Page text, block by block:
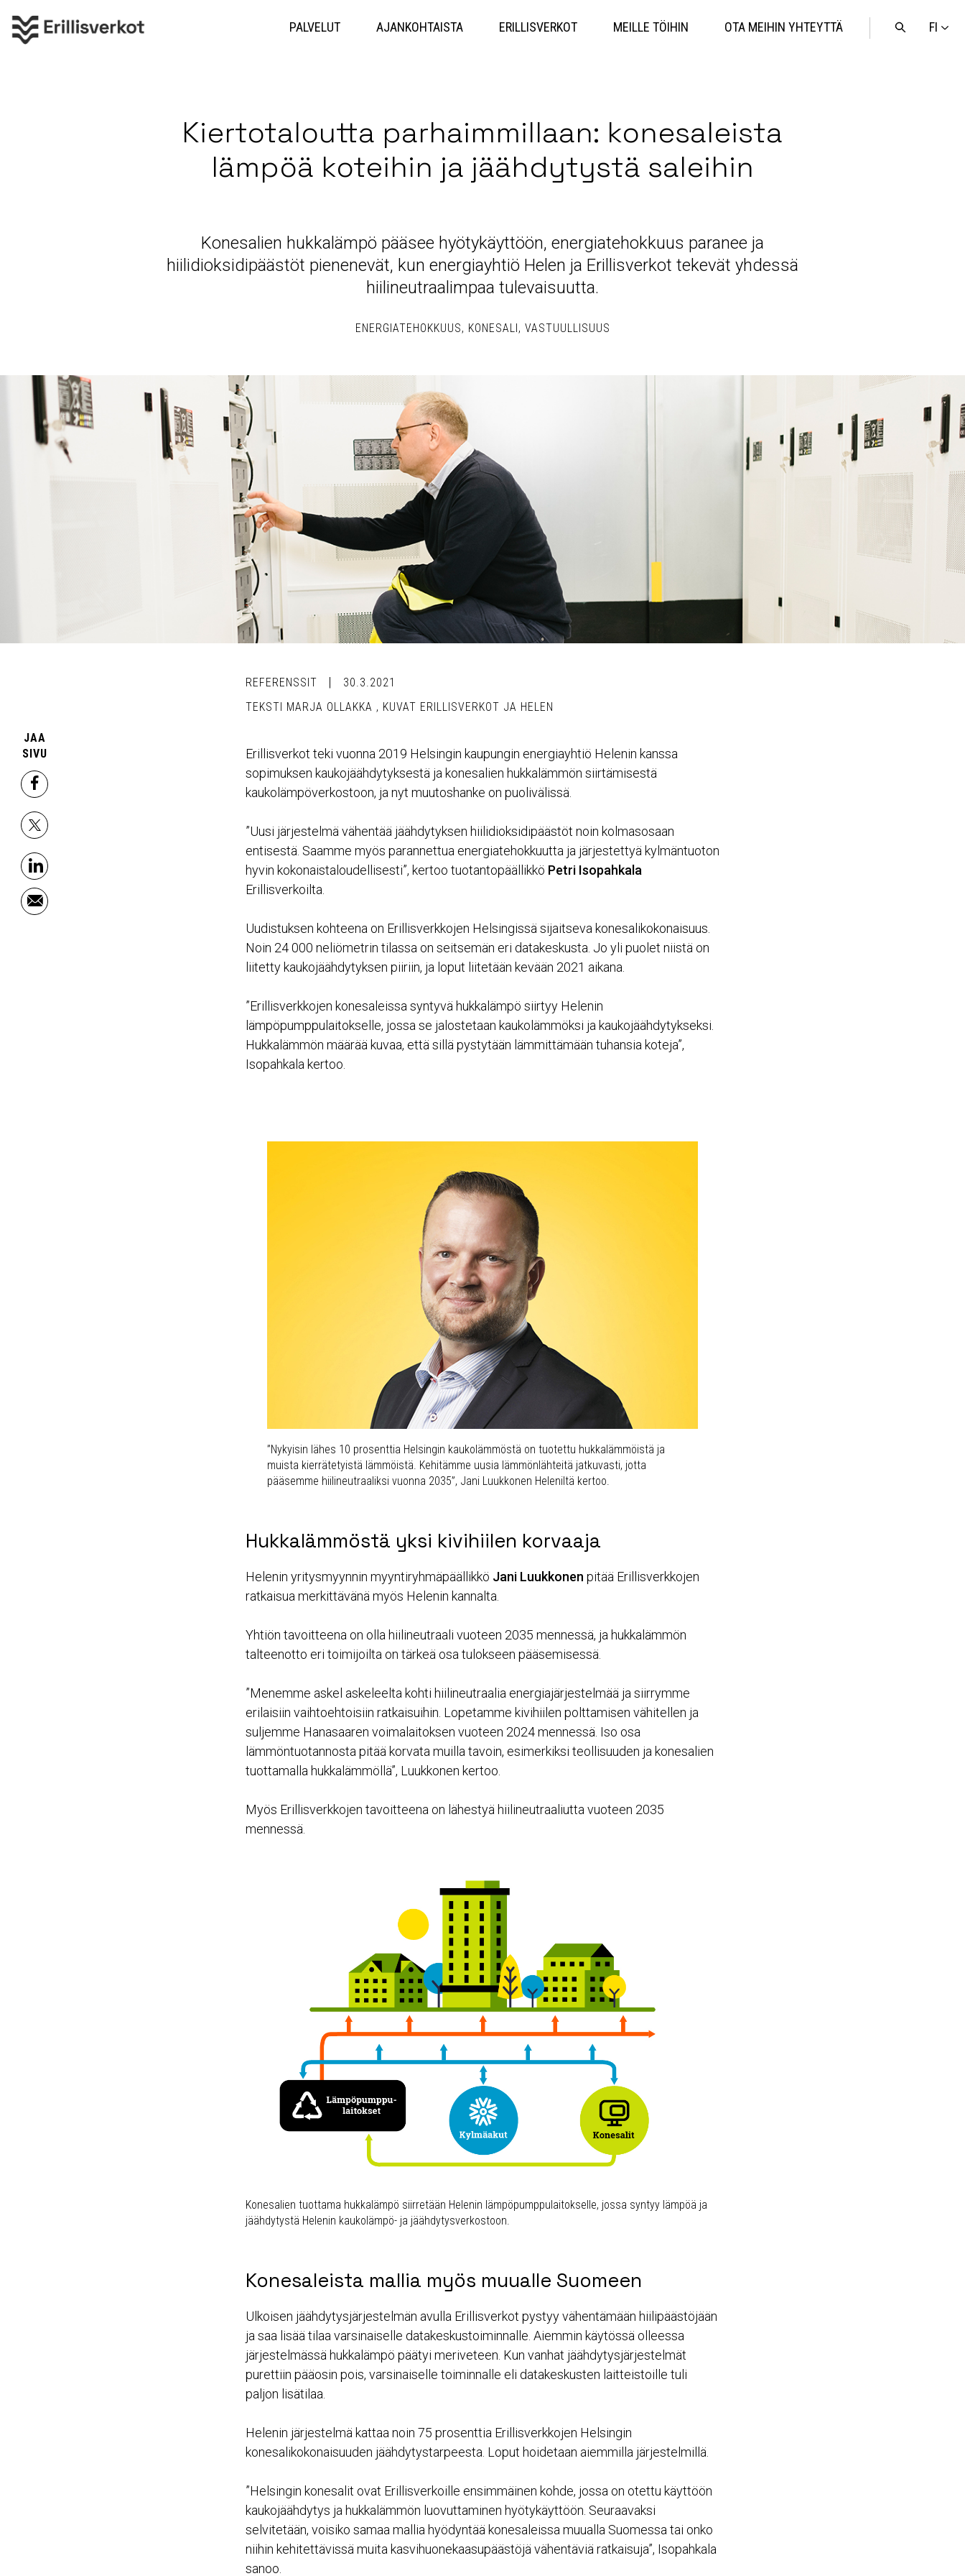
sisältöön
FI
Avaa
PALVELUT AJANKOHTAISTA ERILLISVERKOT MEILLE TÖIHIN OTA MEIHIN YHTEYTTÄ
Kiertotaloutta parhaimmillaan: konesaleista
lämpöä koteihin ja jäähdytystä saleihin
Konesalien hukkalämpö pääsee hyötykäyttöön, energiatehokkuus paranee ja
hiilidioksidipäästöt pienenevät, kun energiayhtiö Helen ja Erillisverkot tekevät yhdessä
hiilineutraalimpaa tulevaisuutta.
ENERGIATEHOKKUUS KONESALI VASTUULLISUUS
JAA
SIVU
facebook
x
linkedin
email
REFERENSSIT
30.3.2021
TEKSTI MARJA OLLAKKA , KUVAT ERILLISVERKOT JA HELEN
Erillisverkot teki vuonna 2019 Helsingin kaupungin energiayhtiö Helenin kanssa
sopimuksen kaukojäähdytyksestä ja konesalien hukkalämmön siirtämisestä
kaukolämpöverkostoon, ja nyt muutoshanke on puolivälissä.
”Uusi järjestelmä vähentää jäähdytyksen hiilidioksidipäästöt noin kolmasosaan
entisestä. Saamme myös parannettua energiatehokkuutta ja järjestettyä kylmäntuoton
hyvin kokonaistaloudellisesti”, kertoo tuotantopäällikkö Petri Isopahkala
Erillisverkoilta.
Uudistuksen kohteena on Erillisverkkojen Helsingissä sijaitseva konesalikokonaisuus.
Noin 24 000 neliömetrin tilassa on seitsemän eri datakeskusta. Jo yli puolet niistä on
liitetty kaukojäähdytyksen piiriin, ja loput liitetään kevään 2021 aikana.
”Erillisverkkojen konesaleissa syntyvä hukkalämpö siirtyy Helenin
lämpöpumppulaitokselle, jossa se jalostetaan kaukolämmöksi ja kaukojäähdytykseksi.
Hukkalämmön määrää kuvaa, että sillä pystytään lämmittämään tuhansia koteja”,
Isopahkala kertoo.
”Nykyisin lähes 10 prosenttia Helsingin kaukolämmöstä on tuotettu hukkalämmöistä ja
muista kierrätetyistä lämmöistä. Kehitämme uusia lämmönlähteitä jatkuvasti, jotta
pääsemme hiilineutraaliksi vuonna 2035”, Jani Luukkonen Heleniltä kertoo.
Hukkalämmöstä yksi kivihiilen korvaaja
Helenin yritysmyynnin myyntiryhmäpäällikkö Jani Luukkonen pitää Erillisverkkojen
ratkaisua merkittävänä myös Helenin kannalta.
Yhtiön tavoitteena on olla hiilineutraali vuoteen 2035 mennessä, ja hukkalämmön
talteenotto eri toimijoilta on tärkeä osa tulokseen pääsemisessä.
”Menemme askel askeleelta kohti hiilineutraalia energiajärjestelmää ja siirrymme
erilaisiin vaihtoehtoisiin ratkaisuihin. Lopetamme kivihiilen polttamisen vähitellen ja
suljemme Hanasaaren voimalaitoksen vuoteen 2024 mennessä. Iso osa
lämmöntuotannosta pitää korvata muilla tavoin, esimerkiksi teollisuuden ja konesalien
tuottamalla hukkalämmöllä”, Luukkonen kertoo.
Myös Erillisverkkojen tavoitteena on lähestyä hiilineutraaliutta vuoteen 2035
mennessä.
Konesalien tuottama hukkalämpö siirretään Helenin lämpöpumppulaitokselle, jossa syntyy lämpöä ja
jäähdytystä Helenin kaukolämpö- ja jäähdytysverkostoon.
Konesaleista mallia myös muualle Suomeen
Ulkoisen jäähdytysjärjestelmän avulla Erillisverkot pystyy vähentämään hiilipäästöjään
ja saa lisää tilaa varsinaiselle datakeskustoiminnalle. Aiemmin käytössä olleessa
järjestelmässä hukkalämpö päätyi meriveteen. Kun vanhat jäähdytysjärjestelmät
purettiin pääosin pois, varsinaiselle toiminnalle eli datakeskusten laitteistoille tuli
paljon lisätilaa.
Helenin järjestelmä kattaa noin 75 prosenttia Erillisverkkojen Helsingin
konesalikokonaisuuden jäähdytystarpeesta. Loput hoidetaan aiemmilla järjestelmillä.
”Helsingin konesalit ovat Erillisverkoille ensimmäinen kohde, jossa on otettu käyttöön
kaukojäähdytys ja hukkalämmön luovuttaminen hyötykäyttöön. Seuraavaksi
selvitetään, voisiko samaa mallia hyödyntää konesaleissa muualla Suomessa tai onko
niihin kehitettävissä muita kasvihuonekaasupäästöjä vähentäviä ratkaisuja”, Isopahkala
sanoo.